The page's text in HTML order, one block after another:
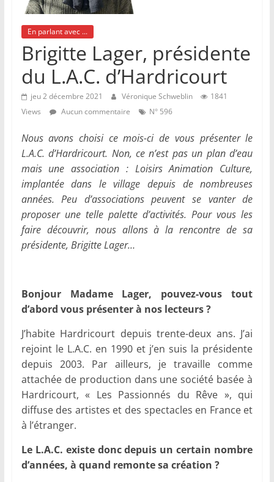
En parlant avec ...
Brigitte Lager, présidente
du L.A.C. d’Hardricourt
jeu 2 décembre 2021 Véronique Schweblin
1841
Views
Aucun commentaire N° 596
Nous avons choisi ce mois-ci de vous présenter le
L.A.C. d’Hardricourt. Non, ce n’est pas un plan d’eau
mais une association : Loisirs Animation Culture,
implantée dans le village depuis de nombreuses
années. Peu d’associations peuvent se vanter de
proposer une telle palette d’activités. Pour vous les
faire découvrir, nous allons à la rencontre de sa
présidente, Brigitte Lager…
BonjourMadame Lager, pouvez-vous tout
d’abord vous présenter à nos lecteurs ?
J’habite Hardricourt depuis trente-deux ans. J’ai
rejoint le L.A.C. en 1990 et j’en suis la présidente
depuis 2003. Par ailleurs, je travaille comme
attachée de production dans une société basée à
Hardricourt, « Les Passionnés du Rêve », qui
diffuse des artistes et des spectacles en France et
à l’étranger.
Le L.A.C. existe donc depuis un certain nombre
d’années, à quand remonte sa création ?